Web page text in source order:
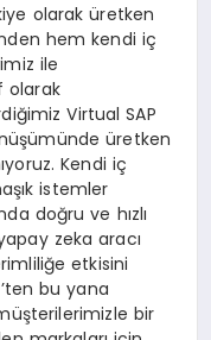
olarak üretken
hem kendi iç
ile
olarak
Virtual SAP
üretken
Kendi iç
istemler
doğru ve hızlı
zeka aracı
etkisini
bu yana
bir